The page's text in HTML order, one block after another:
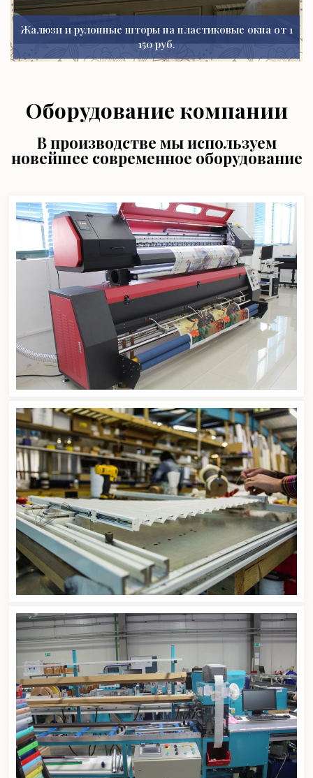
Жалюзи и рулонные шторы на пластиковые окна от 1
150 руб.
Оборудование компании
В производстве мы используем
новейшее современное оборудование